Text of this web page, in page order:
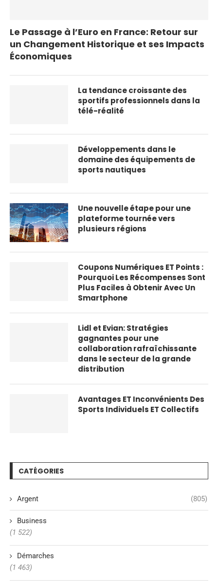
Le Passage à l’Euro en France: Retour sur
un Changement Historique et ses Impacts
Économiques
La tendance croissante des
sportifs professionnels dans la
télé-réalité
Développements dans le
domaine des équipements de
sports nautiques
Une nouvelle étape pour une
plateforme tournée vers
plusieurs régions
Coupons Numériques ET Points :
Pourquoi Les Récompenses Sont
Plus Faciles à Obtenir Avec Un
Smartphone
Lidl et Evian: Stratégies
gagnantes pour une
collaboration rafraîchissante
dans le secteur de la grande
distribution
Avantages ET Inconvénients Des
Sports Individuels ET Collectifs
CATÉGORIES
Argent (805)
Business
(1 522)
Démarches
(1 463)